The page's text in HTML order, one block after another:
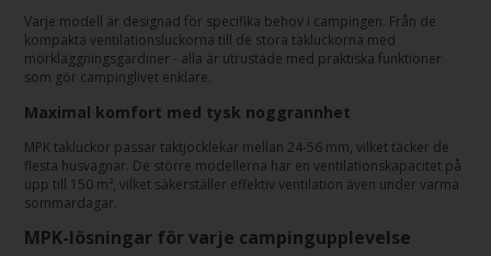
Varje modell är designad för specifika behov i campingen. Från de
kompakta ventilationsluckorna till de stora takluckorna med
mörkläggningsgardiner - alla är utrustade med praktiska funktioner
som gör campinglivet enklare.
Maximal komfort med tysk noggrannhet
MPK takluckor passar taktjocklekar mellan 24-56 mm, vilket täcker de
flesta husvagnar. De större modellerna har en ventilationskapacitet på
upp till 150 m², vilket säkerställer effektiv ventilation även under varma
sommardagar.
MPK-lösningar för varje campingupplevelse